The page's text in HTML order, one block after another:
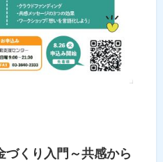
づくり入門～共感から